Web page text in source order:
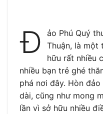
Đ
ảo Phú Quý
Thuận, là một
hữu rất nhiều
nhiều bạn trẻ ghé
phá nơi đây. Hòn
dài, cũng như mong
lần vì sở hữu nhiều